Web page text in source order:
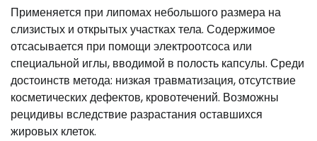
Применяется при липомах небольшого размера на
слизистых и открытых участках тела. Содержимое
отсасывается при помощи электроотсоса или
специальной иглы, вводимой в полость капсулы. Среди
достоинств метода: низкая травматизация, отсутствие
косметических дефектов, кровотечений. Возможны
рецидивы вследствие разрастания оставшихся
жировых клеток.